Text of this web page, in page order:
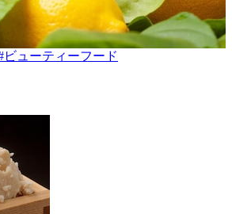
ビューティーフード